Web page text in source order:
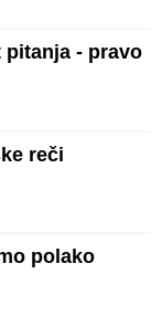
pitanja - pravo
reči
polako